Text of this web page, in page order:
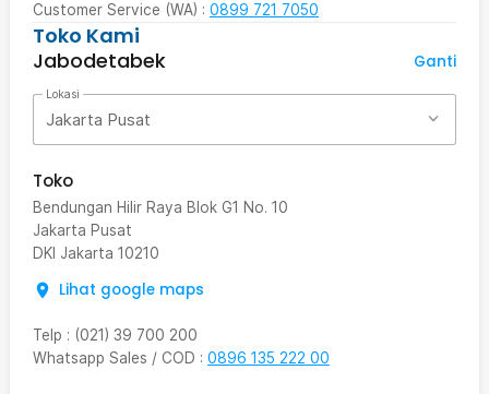
Customer Service (WA) : 0899 721 7050
Toko Kami
Jabodetabek
Ganti
Lokasi
Jakarta Pusat
Toko
Bendungan Hilir Raya Blok G1 No. 10
Jakarta Pusat
DKI Jakarta 10210
Lihat google maps
Telp : (021) 39 700 200
Whatsapp Sales / COD : 0896 135 222 00